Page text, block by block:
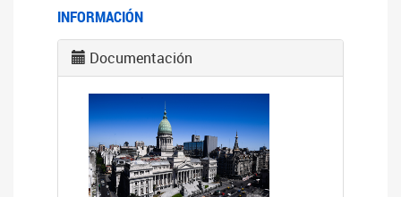
INFORMACIÓN
Documentación